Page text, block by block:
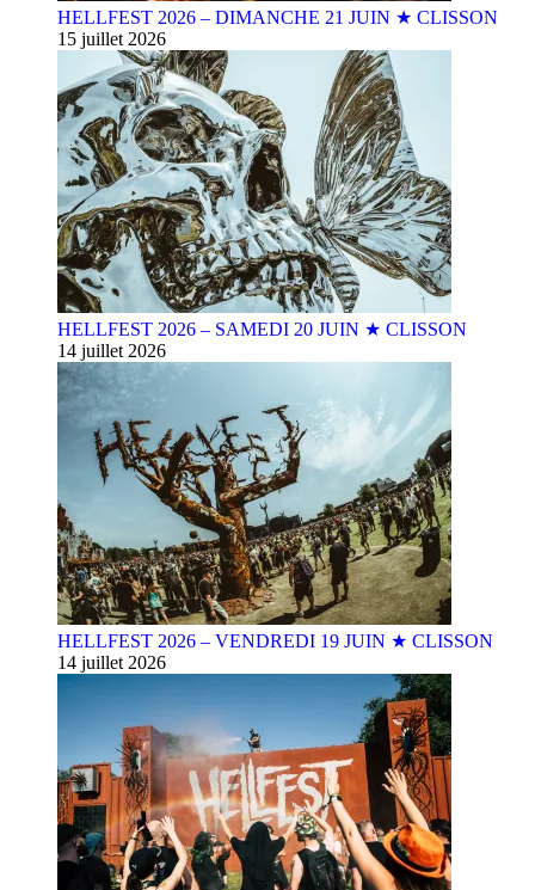
HELLFEST 2026 – DIMANCHE 21 JUIN ★ CLISSON
15 juillet 2026
HELLFEST 2026 – SAMEDI 20 JUIN ★ CLISSON
14 juillet 2026
HELLFEST 2026 – VENDREDI 19 JUIN ★ CLISSON
14 juillet 2026